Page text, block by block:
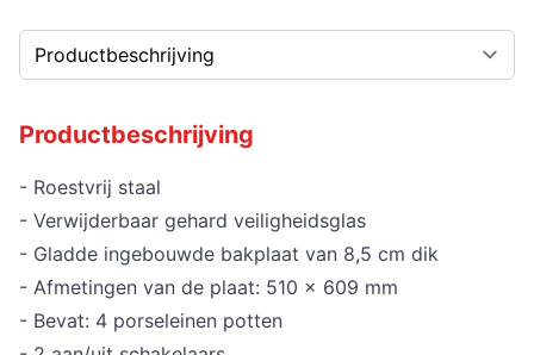
Productbeschrijving
- Roestvrij staal
- Verwijderbaar gehard veiligheidsglas
- Gladde ingebouwde bakplaat van 8,5 cm dik
- Afmetingen van de plaat: 510 x 609 mm
- Bevat: 4 porseleinen potten